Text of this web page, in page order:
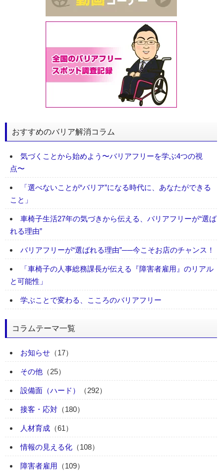
おすすめのバリア解消コラム
気づくことから始めよう〜バリアフリーを学ぶ4つの視
点〜
「選べないことが“バリア”になる時代に、あなたができる
こと」
車椅子生活27年の気づきから伝える、バリアフリーが“選ば
れる理由”
バリアフリーが“選ばれる理由”──今こそお店のチャンス！
「車椅子の人事総務課長が伝える『障害者雇用』のリアル
と可能性」
学ぶことで変わる、こころのバリアフリー
コラムテーマ一覧
お知らせ （17）
その他 （25）
設備面（ハード） （292）
接客・応対 （180）
人材育成 （61）
情報の見える化 （108）
障害者雇用 （109）